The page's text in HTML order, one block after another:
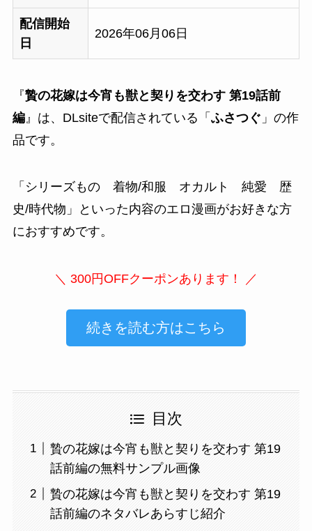
配信開始
日
2026年06月06日
『贄の花嫁は今宵も獣と契りを交わす 第19話前
編』は、DLsiteで配信されている「 ふさつぐ 」の作
品です。
「 シリーズもの 着物/和服 オカルト 純愛 歴
史/時代物 」といった内容のエロ漫画がお好きな方
におすすめです。
＼ 300円OFFクーポンあります！ ／
続きを読む方はこちら
目次
贄の花嫁は今宵も獣と契りを交わす 第19
話前編の無料サンプル画像
贄の花嫁は今宵も獣と契りを交わす 第19
話前編のネタバレあらすじ紹介